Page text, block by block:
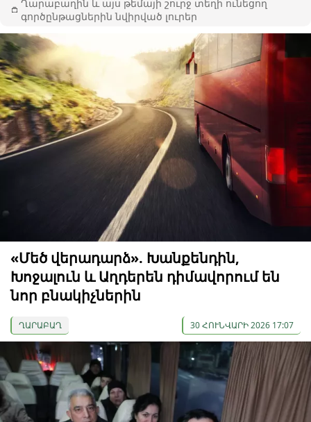
Ղարաբաղին և այս թեմայի շուրջ տեղի ունեցող
գործընթացներին նվիրված լուրեր
«Մեծ վերադարձ». Խանքենդին,
Խոջալուն և Աղդերեն դիմավորում են
նոր բնակիչներին
ՂԱՐԱԲԱՂ 30 ՀՈՒՆՎԱՐԻ 2026 17:07